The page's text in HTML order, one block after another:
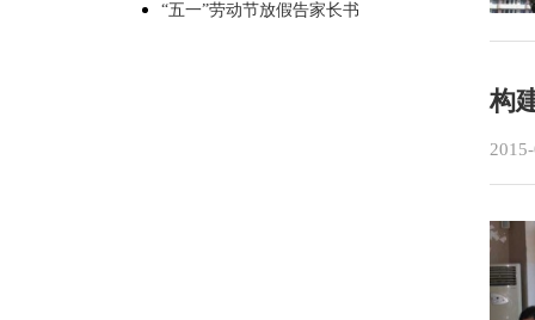
“五一”劳动节放假告家长书
构